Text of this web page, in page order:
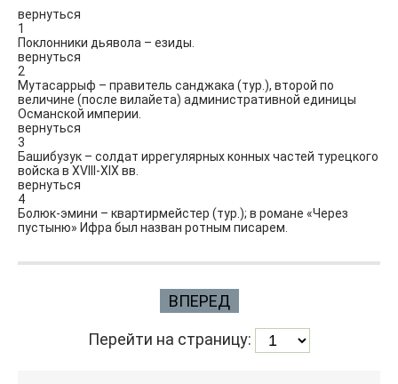
вернуться
1
Поклонники дьявола – езиды.
вернуться
2
Мутасаррыф – правитель санджака (тур.), второй по
величине (после вилайета) административной единицы
Османской империи.
вернуться
3
Башибузук – солдат иррегулярных конных частей турецкого
войска в XVIII-XIX вв.
вернуться
4
Болюк-эмини – квартирмейстер (тур.); в романе «Через
пустыню» Ифра был назван ротным писарем.
ВПЕРЕД
Перейти на страницу: